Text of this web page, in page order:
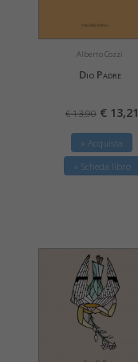
Alberto Cozzi
Dio Padre
€ 13,90 € 13,21
» Acquista
» Scheda libro